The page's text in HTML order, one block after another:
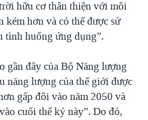
hữu cơ thân thiện với môi
hơn và có thể được sử
tình huống ứng dụng”.
gần đây của Bộ Năng lượng
năng lượng của thế giới được
gấp đôi vào năm 2050 và
cuối thế kỷ này”. Do đó,